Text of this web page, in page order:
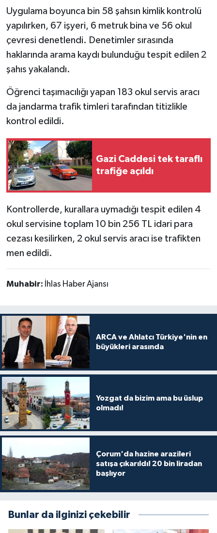
Uygulama boyunca bin 58 şahsın kimlik kontrolü
yapılırken, 67 işyeri, 6 metruk bina ve 56 okul
çevresi denetlendi. Denetimler sırasında
haklarında arama kaydı bulunduğu tespit edilen 2
şahıs yakalandı.
Öğrenci taşımacılığı yapan 183 okul servis aracı
da jandarma trafik timleri tarafından titizlikle
kontrol edildi.
Gazi Caddesi tek taraflı
trafiğe açıldı
Kontrollerde, kurallara uymadığı tespit edilen 4
okul servisine toplam 10 bin 256 TL idari para
cezası kesilirken, 2 okul servis aracı ise trafikten
men edildi.
Muhabir: İhlas Haber Ajansı
ARCA ve Ahlatcı Türkiye'nin en
büyükleri arasında
Yozgat da bizim ama bu üslup
olmadı!
Çorum'da hazine arazileri
satışa çıkarıldı! 20 bin liradan
başlıyor
Bunlar da ilginizi çekebilir